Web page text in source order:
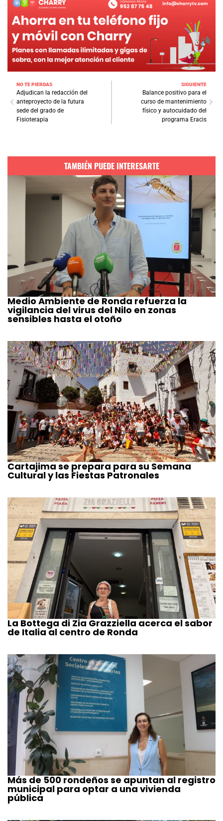
NO TE PIERDAS
Adjudican la redacción del
anteproyecto de la futura
sede del grado de
Fisioterapia
SIGUIENTE
Balance positivo para el
curso de mantenimiento
físico y autocuidado del
programa Eracis
TAMBIÉN PUEDE INTERESARTE
Medio Ambiente de Ronda refuerza la
vigilancia del virus del Nilo en zonas
sensibles hasta el otoño
Cartajima se prepara para su Semana
Cultural y las Fiestas Patronales
La Bottega di Zia Grazziella acerca el sabor
de Italia al centro de Ronda
Más de 500 rondeños se apuntan al registro
municipal para optar a una vivienda
pública